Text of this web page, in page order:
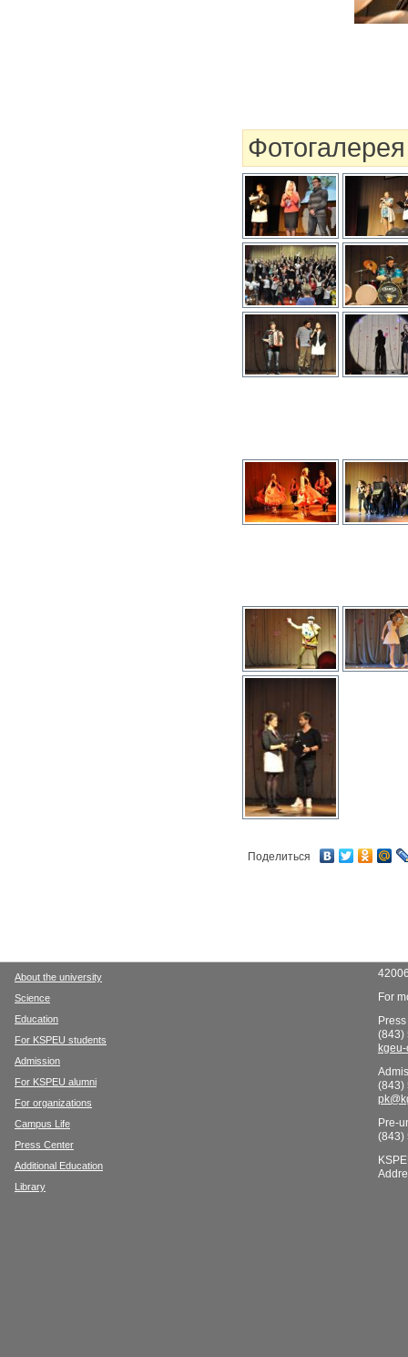
Фотогалерея
Поделиться
About the university
Science
Education
For KSPEU students
Admission
For KSPEU alumni
For organizations
Campus Life
Press Center
Additional Education
Library
For
(843)
(843)
Pre-
(843)